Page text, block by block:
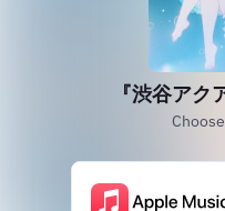
『渋谷アク